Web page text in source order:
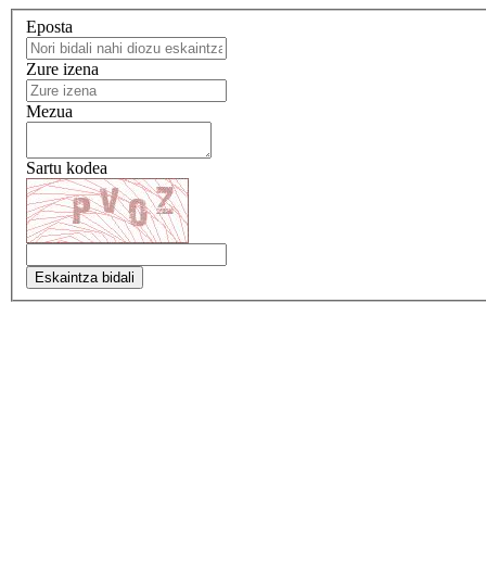
Eposta
Zure izena
Mezua
Sartu kodea